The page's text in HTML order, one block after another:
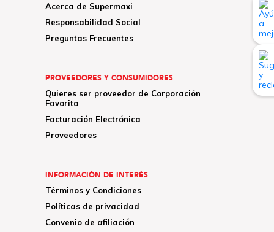
Acerca de Supermaxi
Responsabilidad Social
Preguntas Frecuentes
PROVEEDORES Y CONSUMIDORES
Quieres ser proveedor de Corporación
Favorita
Facturación Electrónica
Proveedores
INFORMACIÓN DE INTERÉS
Términos y Condiciones
Políticas de privacidad
Convenio de afiliación